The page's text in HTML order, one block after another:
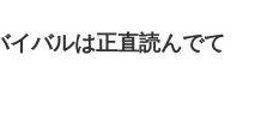
イバルは正直読んでて